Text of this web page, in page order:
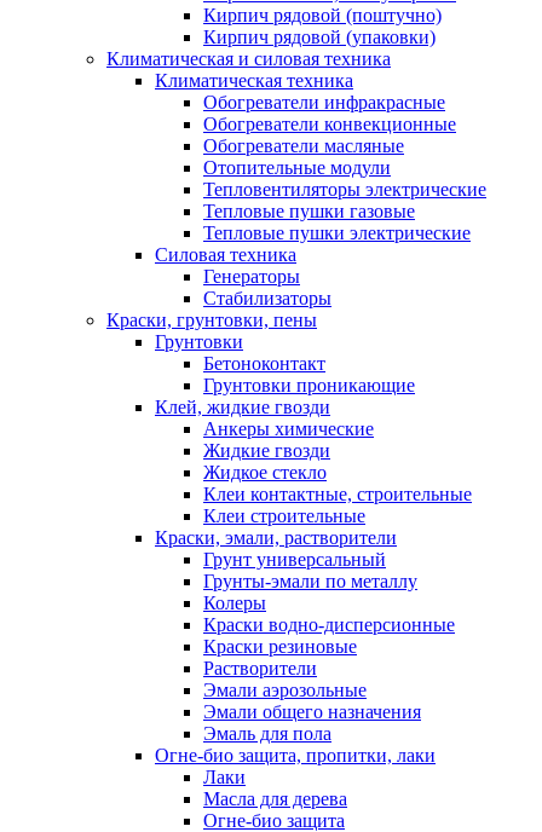
Кирпич рядовой (поштучно)
Кирпич рядовой (упаковки)
Климатическая и силовая техника
Климатическая техника
Обогреватели инфракрасные
Обогреватели конвекционные
Обогреватели масляные
Отопительные модули
Тепловентиляторы электрические
Тепловые пушки газовые
Тепловые пушки электрические
Силовая техника
Генераторы
Стабилизаторы
Краски, грунтовки, пены
Грунтовки
Бетоноконтакт
Грунтовки проникающие
Клей, жидкие гвозди
Анкеры химические
Жидкие гвозди
Жидкое стекло
Клеи контактные, строительные
Клеи строительные
Краски, эмали, растворители
Грунт универсальный
Грунты-эмали по металлу
Колеры
Краски водно-дисперсионные
Краски резиновые
Растворители
Эмали аэрозольные
Эмали общего назначения
Эмаль для пола
Огне-био защита, пропитки, лаки
Лаки
Масла для дерева
Огне-био защита